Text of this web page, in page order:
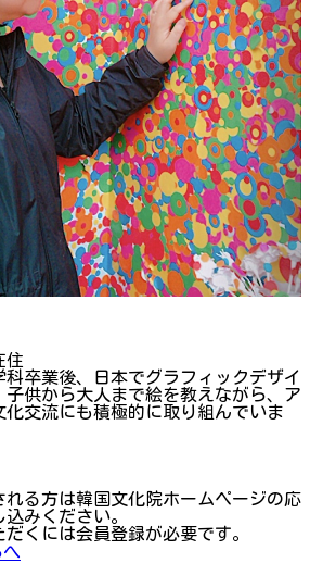
住
卒業後、日本でグラフィックデザイ
子供から大人まで絵を教えながら、ア
化交流にも積極的に取り組んでいま
れる方は韓国文化院ホームページの応
みください。
くには会員登録が必要です。